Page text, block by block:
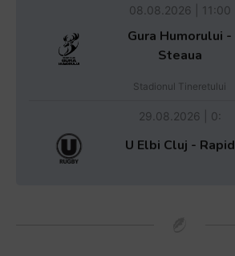
08.08.2026 | 11:00
Gura Humorului -
Steaua
Stadionul Tineretului
29.08.2026 | 0:
U Elbi Cluj - Rapid